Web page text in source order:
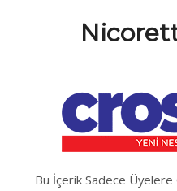
Bu İçerik Sadece